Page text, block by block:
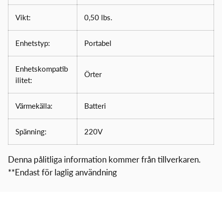
Vikt: 0,50 lbs.
Enhetstyp: Portabel
Enhetskompatib
ilitet:
Örter
Värmekälla: Batteri
Spänning: 220V
Denna pålitliga information kommer från tillverkaren.
**Endast för laglig användning